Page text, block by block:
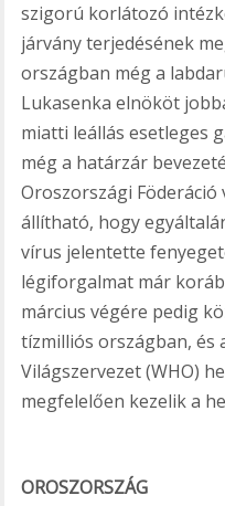
szigorú korlátozó
járvány terjedésének
országban még a
Lukasenka elnököt
miatti leállás esetleges
még a határzár
Oroszországi
állítható, hogy
vírus jelentette
légiforgalmat már
március végére pedig
tízmilliós országban, és
Világszervezet (WHO)
megfelelően kezelik a
OROSZORSZÁG